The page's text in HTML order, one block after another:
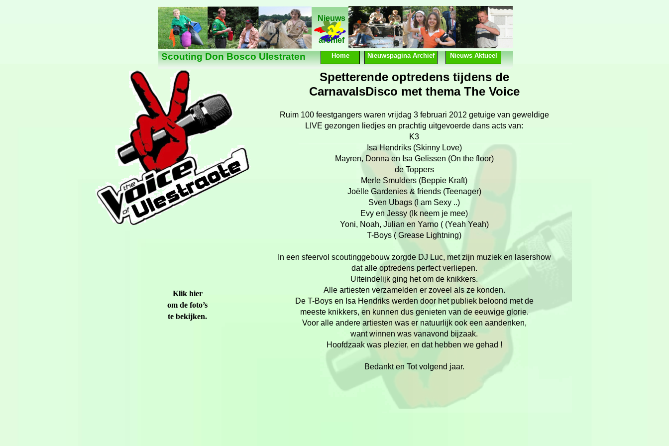
Nieuws Nieuws
archief
Scouting Don Bosco Ulestraten Nieuwspagina Archief
Home Nieuws Aktueel
Spetterende optredens tijdens de
CarnavalsDisco met thema The Voice
Ruim 100 feestgangers waren vrijdag 3 februari 2012 getuige van geweldige
LIVE gezongen liedjes en prachtig uitgevoerde dans acts van:
K3
Isa Hendriks (Skinny Love)
Mayren, Donna en Isa Gelissen (On the floor)
de Toppers
Merle Smulders (Beppie Kraft)
Joëlle Gardenies & friends (Teenager)
Sven Ubags (I am Sexy ..)
Evy en Jessy (Ik neem je mee)
Yoni, Noah, Julian en Yarno ( (Yeah Yeah)
T-Boys ( Grease Lightning)
In een sfeervol scoutinggebouw zorgde DJ Luc, met zijn muziek en lasershow
dat alle optredens perfect verliepen.
Uiteindelijk ging het om de knikkers.
Alle artiesten verzamelden er zoveel als ze konden.
De T-Boys en Isa Hendriks werden door het publiek beloond met de
meeste knikkers, en kunnen dus genieten van de eeuwige glorie.
Voor alle andere artiesten was er natuurlijk ook een aandenken,
want winnen was vanavond bijzaak.
Hoofdzaak was plezier, en dat hebben we gehad !
Bedankt en Tot volgend jaar.
Klik hier
om de foto’s
te bekijken.